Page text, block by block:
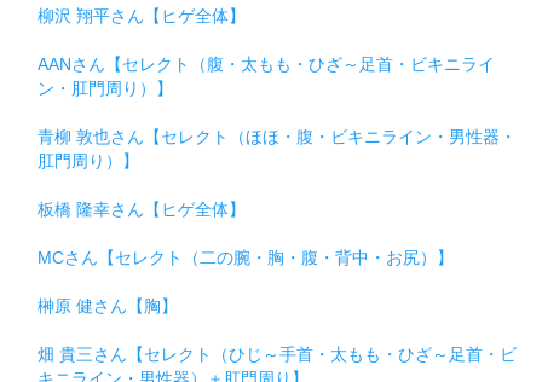
柳沢 翔平さん【ヒゲ全体】
AANさん【セレクト（腹・太もも・ひざ～足首・ビキニライ
ン・肛門周り）】
青柳 敦也さん【セレクト（ほほ・腹・ビキニライン・男性器・
肛門周り）】
板橋 隆幸さん【ヒゲ全体】
MCさん【セレクト（二の腕・胸・腹・背中・お尻）】
榊原 健さん【胸】
畑 貴三さん【セレクト（ひじ～手首・太もも・ひざ～足首・ビ